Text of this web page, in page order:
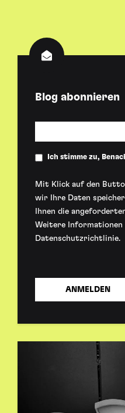
Blog abonnieren
Ich stimme zu,
Mit Klick auf den
wir Ihre Daten
Ihnen die
Weitere Informationen
Datenschutzrichtlinie.